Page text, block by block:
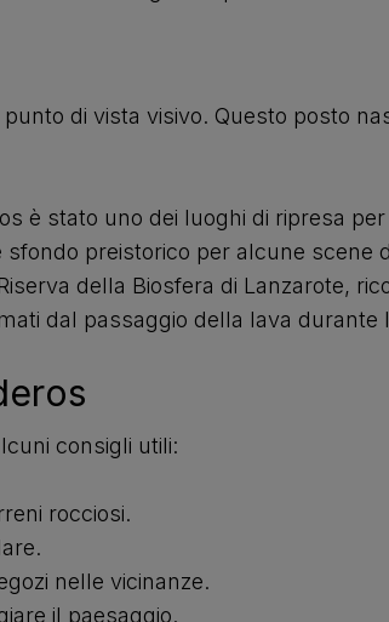
di vista visivo. Questo posto
è stato uno dei luoghi di ripresa
preistorico per alcune scene
della Biosfera di Lanzarote,
dal passaggio della lava durante
consigli utili:
rocciosi.
nelle vicinanze.
il paesaggio.